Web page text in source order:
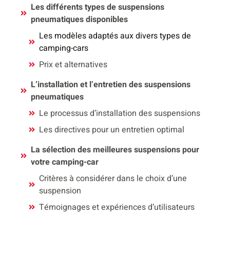
Les différents types de suspensions
pneumatiques disponibles
Les modèles adaptés aux divers types de
camping-cars
Prix et alternatives
L’installation et l’entretien des suspensions
pneumatiques
Le processus d’installation des suspensions
Les directives pour un entretien optimal
La sélection des meilleures suspensions pour
votre camping-car
Critères à considérer dans le choix d’une
suspension
Témoignages et expériences d’utilisateurs